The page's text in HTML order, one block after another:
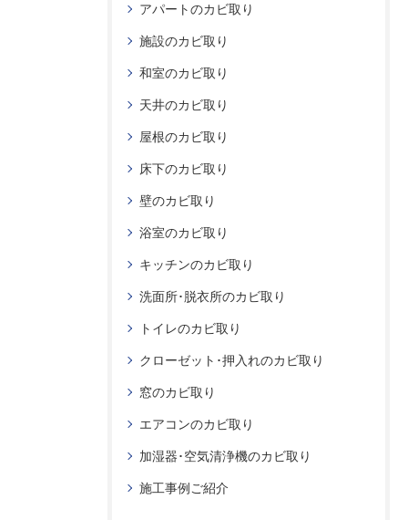
アパートのカビ取り
施設のカビ取り
和室のカビ取り
天井のカビ取り
屋根のカビ取り
床下のカビ取り
壁のカビ取り
浴室のカビ取り
キッチンのカビ取り
洗面所･脱衣所のカビ取り
トイレのカビ取り
クローゼット･押入れのカビ取り
窓のカビ取り
エアコンのカビ取り
加湿器･空気清浄機のカビ取り
施工事例ご紹介